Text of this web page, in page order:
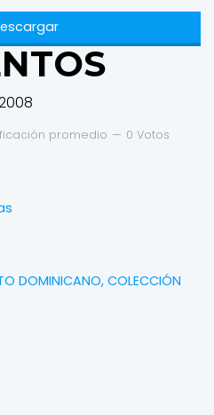
promedio — 0 Votos
DOMINICANO, COLECCIÓN